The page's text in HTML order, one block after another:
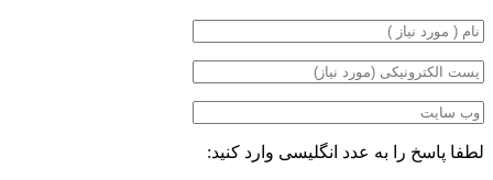
لطفا پاسخ را به عدد انگلیسی وارد کنید: